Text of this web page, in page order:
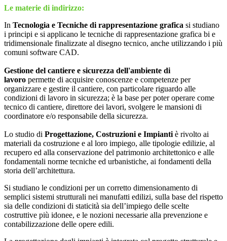
Le materie di indirizzo:
In Tecnologia e Tecniche di rappresentazione grafica si studiano
i principi e si applicano le tecniche di rappresentazione grafica bi e
tridimensionale finalizzate al disegno tecnico, anche utilizzando i più
comuni software CAD.
Gestione del cantiere e sicurezza dell'ambiente di
lavoro permette di acquisire conoscenze e competenze per
organizzare e gestire il cantiere, con particolare riguardo alle
condizioni di lavoro in sicurezza; è la base per poter operare come
tecnico di cantiere, direttore dei lavori, svolgere le mansioni di
coordinatore e/o responsabile della sicurezza.
Lo studio di Progettazione, Costruzioni e Impianti è rivolto ai
materiali da costruzione e al loro impiego, alle tipologie edilizie, al
recupero ed alla conservazione del patrimonio architettonico e alle
fondamentali norme tecniche ed urbanistiche, ai fondamenti della
storia dell’architettura.
Si studiano le condizioni per un corretto dimensionamento di
semplici sistemi strutturali nei manufatti edilizi, sulla base del rispetto
sia delle condizioni di staticità sia dell’impiego delle scelte
costruttive più idonee, e le nozioni necessarie alla prevenzione e
contabilizzazione delle opere edili.